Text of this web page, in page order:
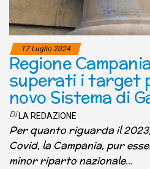
17 Luglio 2024
Regione
superati i target
novo Sistema di
Di LA REDAZIONE
Per quanto riguarda il
Covid, la Campania, pur
minor riparto nazionale…